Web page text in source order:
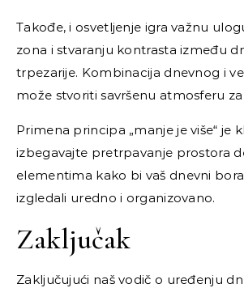
Takođe, i osvetljenje igra važnu
zona i stvaranju kontrasta između
trpezarije. Kombinacija dnevnog i
može stvoriti savršenu atmosferu
Primena principa „manje je više“ je
izbegavajte pretrpavanje prostora
elementima kako bi vaš dnevni
izgledali uredno i organizovano.
Zaključak
Zaključujući naš vodič o uređenju